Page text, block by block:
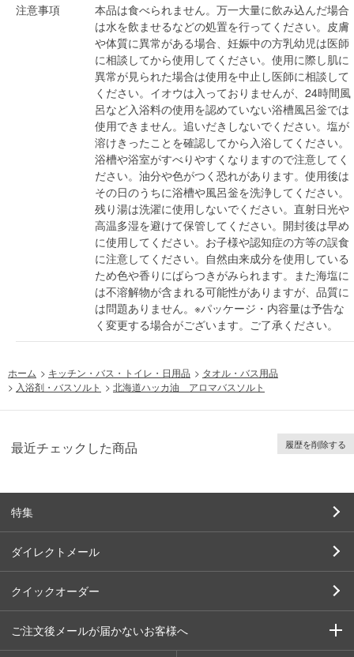
注意事項
本品は食べられません。万一大量に飲み込んだ場合
は水を飲ませるなどの処置を行ってください。皮膚
や体質に異常がある場合、妊娠中の方乳幼児は医師
に相談してから使用してください。使用に際し肌に
異常が見られた場合は使用を中止し医師に相談して
ください。イオウは入っておりませんが、24時間風
呂など入浴料の使用を認めていない浴槽風呂釡では
使用できません。追いだきしないでください。塩が
溶けきったことを確認してから入浴してください。
浴槽や浴室がすべりやすくなりますので注意してく
ださい。油分や色がつく恐れがあります。使用後は
その日のうちに浴槽や風呂釡を洗浄してください。
残り湯は洗濯に使用しないでください。直射日光や
高温多湿を避けて保管してください。開封後は早め
に使用してください。お子様や認知症の方等の誤食
に注意してください。自然由来成分を使用している
ため色や香りにばらつきがみられます。また海塩に
は不溶解物が含まれる可能性がありますが、品質に
は問題ありません。※パッケージ・内容量は予告な
く変更する場合がございます。ご了承ください。
ホーム > キッチン・バス・トイレ・日用品 > タオル・バス用品
> 入浴剤・バスソルト > 北海道ハッカ油 アロマバスソルト
最近チェックした商品 履歴を削除する
特集
ダイレクトメール
クイックオーダー
ご注文後メールが届かないお客様へ